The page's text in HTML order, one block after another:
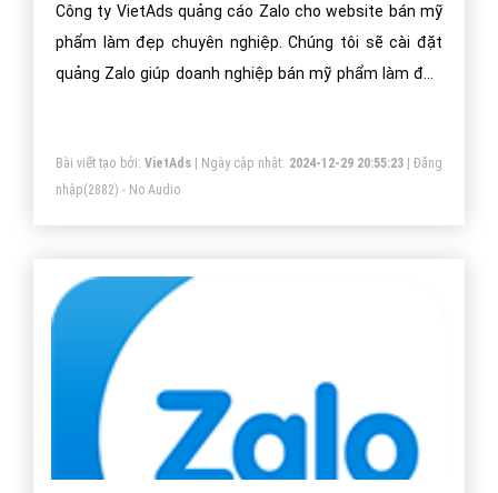
Công ty VietAds quảng cáo Zalo cho website bán mỹ
phẩm làm đẹp chuyên nghiệp. Chúng tôi sẽ cài đặt
quảng Zalo giúp doanh nghiệp bán mỹ phẩm làm đẹp
ứng dụng Zalo.
Bài viết tạo bởi: VietAds| Ngày cập nhật: 2024-12-29 20:55:23|Đăng
nhập(2882) - No Audio